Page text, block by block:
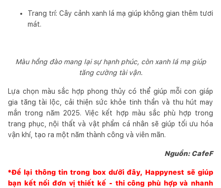
Trang trí: Cây cảnh xanh lá mạ giúp không gian thêm tươi
mát.
Màu hồng đào mang lại sự hạnh phúc, còn xanh lá mạ giúp
tăng cường tài vận.
Lựa chọn màu sắc hợp phong thủy có thể giúp mỗi con giáp
gia tăng tài lộc, cải thiện sức khỏe tinh thần và thu hút may
mắn trong năm 2025. Việc kết hợp màu sắc phù hợp trong
trang phục, nội thất và vật phẩm cá nhân sẽ giúp tối ưu hóa
vận khí, tạo ra một năm thành công và viên mãn.
Nguồn: CafeF
*Để lại thông tin trong box dưới đây, Happynest sẽ giúp
bạn kết nối đơn vị thiết kế - thi công phù hợp và nhanh